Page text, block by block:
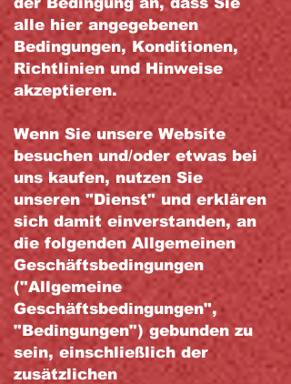
alle hier angegebenen
Bedingungen, Konditionen,
Richtlinien und Hinweise
akzeptieren.
Wenn Sie unsere Website
besuchen und/oder etwas bei
uns kaufen, nutzen Sie
unseren "Dienst" und erklären
sich damit einverstanden, an
die folgenden Allgemeinen
Geschäftsbedingungen
("Allgemeine
Geschäftsbedingungen",
"Bedingungen") gebunden zu
sein, einschließlich der
zusätzlichen